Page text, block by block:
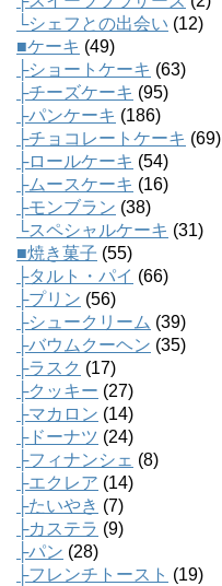
└シェフとの出会い (12)
■ケーキ (49)
├ショートケーキ (63)
├チーズケーキ (95)
├パンケーキ (186)
├チョコレートケーキ (69)
├ロールケーキ (54)
├ムースケーキ (16)
├モンブラン (38)
└スペシャルケーキ (31)
■焼き菓子 (55)
├タルト・パイ (66)
├プリン (56)
├シュークリーム (39)
├バウムクーヘン (35)
├ラスク (17)
├クッキー (27)
├マカロン (14)
├ドーナツ (24)
├フィナンシェ (8)
├エクレア (14)
├たいやき (7)
├カステラ (9)
├パン (28)
├フレンチトースト (19)